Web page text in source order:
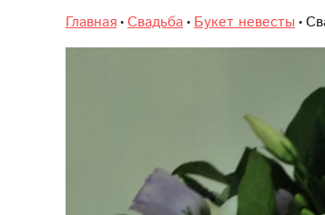
Главная Свадьба Букет невесты